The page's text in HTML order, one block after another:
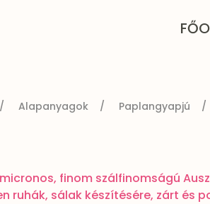
Alapanyagok Paplangyapjú
finom szálfinomságú
ruhák, sálak készítésére, zárt és